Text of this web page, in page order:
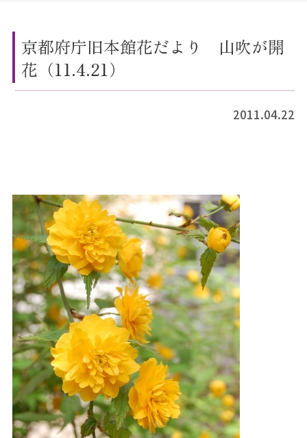
京都府庁旧本館花だより 山吹が開
花（11.4.21）
2011.04.22